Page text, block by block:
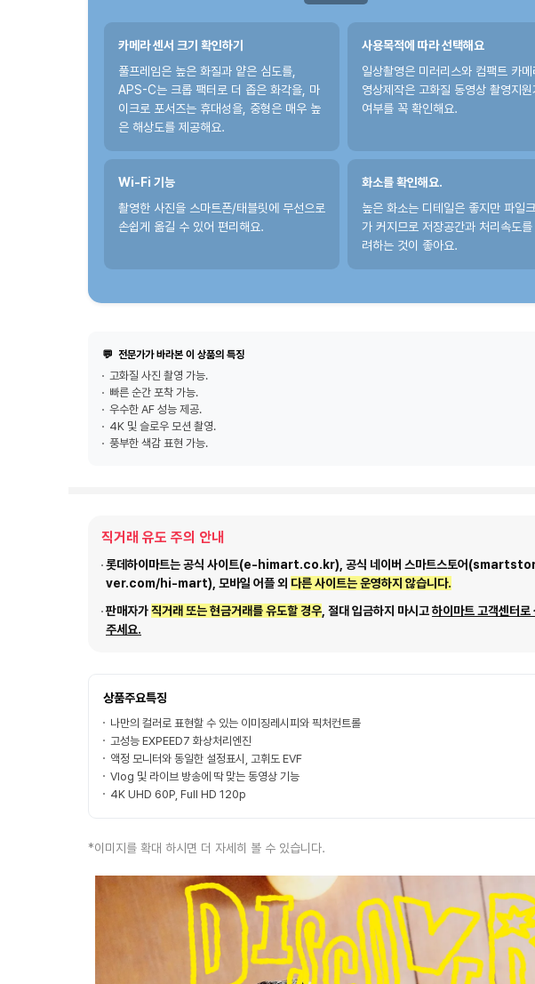
카메라 센서 크기 확인하기
풀프레임은 높은 화질과 얕은 심도를,
APS-C는 크롭 팩터로 더 좁은 화각을, 마
이크로 포서즈는 휴대성을, 중형은 매우 높
은 해상도를 제공해요.
Wi-Fi 기능
촬영한 사진을 스마트폰/태블릿에 무선으로
손쉽게 옮길 수 있어 편리해요.
사용목적에 따라 선택해요
일상촬영은 미러리스와 컴팩트 카메
영상제작은 고화질 동영상 촬영지원
여부를 꼭 확인해요.
화소를 확인해요.
높은 화소는 디테일은 좋지만 파일
가 커지므로 저장공간과 처리속도
려하는 것이 좋아요.
💬 전문가가 바라본 이 상품의 특징
고화질 사진 촬영 가능.
빠른 순간 포착 가능.
우수한 AF 성능 제공.
4K 및 슬로우 모션 촬영.
풍부한 색감 표현 가능.
직거래 유도 주의 안내
롯데하이마트는 공식 사이트(e-himart.co.kr), 공식 네이버 스마트스토어
ver.com/hi-mart), 모바일 어플 외 다른 사이트는 운영하지 않습니다.
판매자가직거래 또는 현금거래를 유도할 경우 , 절대 입금하지 마시고하이마트 고객센터로
주세요.
상품주요특징
나만의 컬러로 표현할 수 있는 이미징레시피와 픽처컨트롤
고성능 EXPEED7 화상처리엔진
액정 모니터와 동일한 설정표시, 고휘도 EVF
Vlog 및 라이브 방송에 딱 맞는 동영상 기능
4K UHD 60P, Full HD 120p
*이미지를 확대 하시면 더 자세히 볼 수 있습니다.